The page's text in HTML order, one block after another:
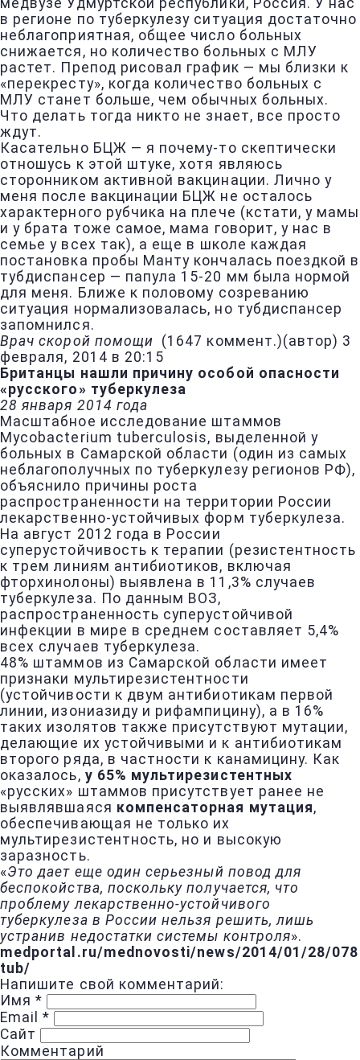
медвузе Удмуртской республики, Россия. У нас
в регионе по туберкулезу ситуация достаточно
неблагоприятная, общее число больных
снижается, но количество больных с МЛУ
растет. Препод рисовал график — мы близки к
«перекресту», когда количество больных с
МЛУ станет больше, чем обычных больных.
Что делать тогда никто не знает, все просто
ждут.
Касательно БЦЖ — я почему-то скептически
отношусь к этой штуке, хотя являюсь
сторонником активной вакцинации. Лично у
меня после вакцинации БЦЖ не осталось
характерного рубчика на плече (кстати, у мамы
и у брата тоже самое, мама говорит, у нас в
семье у всех так), а еще в школе каждая
постановка пробы Манту кончалась поездкой в
тубдиспансер — папула 15-20 мм была нормой
для меня. Ближе к половому созреванию
ситуация нормализовалась, но тубдиспансер
запомнился.
Врач скорой помощи (1647 коммент.)(автор) 3
февраля, 2014 в 20:15
Британцы нашли причину особой опасности
«русского» туберкулеза
28 января 2014 года
Масштабное исследование штаммов
Mycobacterium tuberculosis, выделенной у
больных в Самарской области (один из самых
неблагополучных по туберкулезу регионов РФ),
объяснило причины роста
распространенности на территории России
лекарственно-устойчивых форм туберкулеза.
На август 2012 года в России
суперустойчивость к терапии (резистентность
к трем линиям антибиотиков, включая
фторхинолоны) выявлена в 11,3% случаев
туберкулеза. По данным ВОЗ,
распространенность суперустойчивой
инфекции в мире в среднем составляет 5,4%
всех случаев туберкулеза.
48% штаммов из Самарской области имеет
признаки мультирезистентности
(устойчивости к двум антибиотикам первой
линии, изониазиду и рифампицину), а в 16%
таких изолятов также присутствуют мутации,
делающие их устойчивыми и к антибиотикам
второго ряда, в частности к канамицину. Как
оказалось, у 65% мультирезистентных
«русских» штаммов присутствует ранее не
выявлявшаяся компенсаторная мутация,
обеспечивающая не только их
мультирезистентность, но и высокую
заразность.
«Это дает еще один серьезный повод для
беспокойства, поскольку получается, что
проблему лекарственно-устойчивого
туберкулеза в России нельзя решить, лишь
устранив недостатки системы контроля».
medportal.ru/mednovosti/news/2014/01/28/078
tub/
Напишите свой комментарий:
Имя*
Email*
Сайт
Комментарий